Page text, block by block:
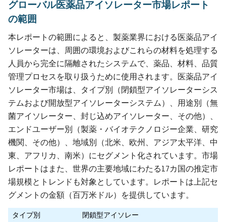
グローバル医薬品アイソレーター市場レポート
の範囲
本レポートの範囲によると、製薬業界における医薬品アイ
ソレーターは、周囲の環境およびこれらの材料を処理する
人員から完全に隔離されたシステムで、薬品、材料、品質
管理プロセスを取り扱うために使用されます。医薬品アイ
ソレーター市場は、タイプ別（閉鎖型アイソレーターシス
テムおよび開放型アイソレーターシステム）、用途別（無
菌アイソレーター、封じ込めアイソレーター、その他）、
エンドユーザー別（製薬・バイオテクノロジー企業、研究
機関、その他）、地域別（北米、欧州、アジア太平洋、中
東、アフリカ、南米）にセグメント化されています。市場
レポートはまた、世界の主要地域にわたる17カ国の推定市
場規模とトレンドも対象としています。レポートは上記セ
グメントの金額（百万米ドル）を提供しています。
タイプ別
閉鎖型アイソレー